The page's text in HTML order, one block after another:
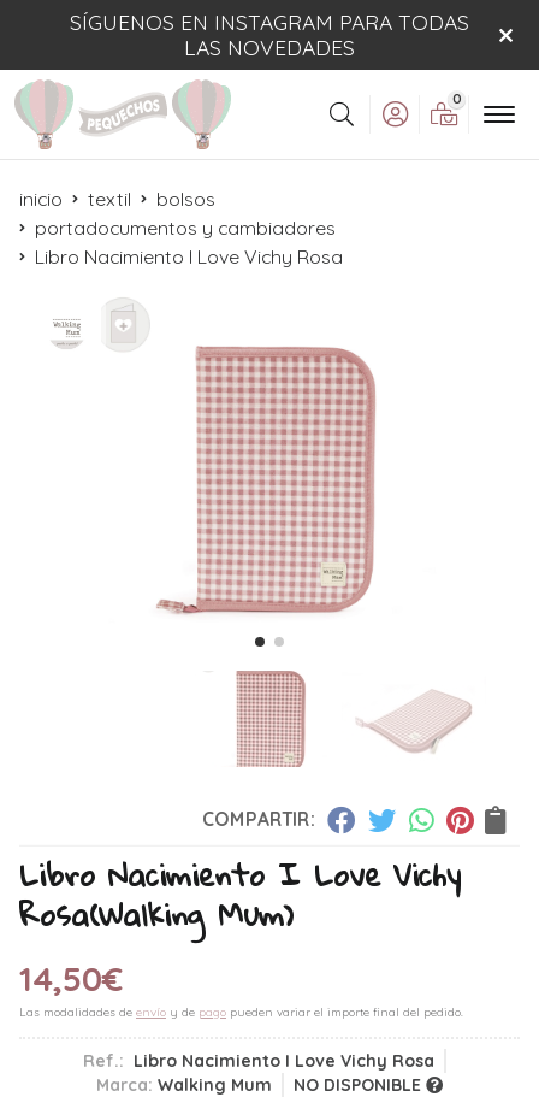
SÍGUENOS EN INSTAGRAM PARA TODAS
LAS NOVEDADES
Buscar
0
inicio textil
bolsos
portadocumentos y cambiadores
Libro Nacimiento I Love Vichy Rosa
COMPARTIR:
Libro Nacimiento I Love Vichy
Rosa(Walking Mum)
14,50€
Las modalidades de envío y de pago pueden variar el importe final del pedido.
Ref.: Libro Nacimiento I Love Vichy Rosa
Marca: Walking Mum NO DISPONIBLE